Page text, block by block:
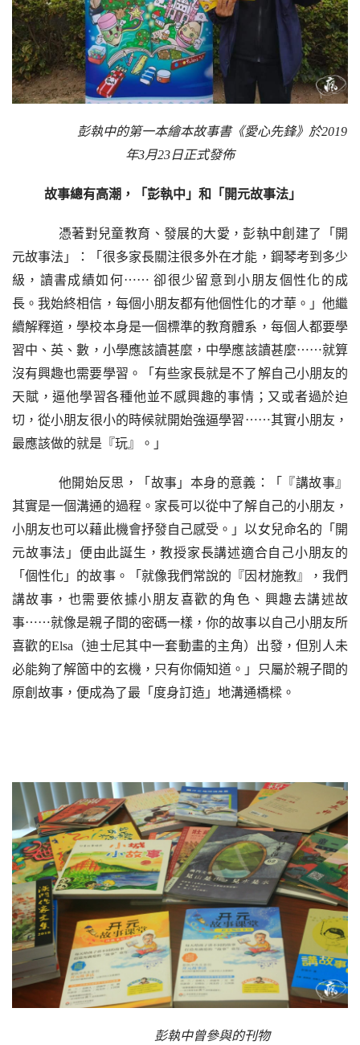
彭執中的第一本繪本故事書《愛心先鋒》於2019
年3月23日正式發佈
故事總有高潮，「彭執中」和「開元故事法」
憑著對兒童教育、發展的大愛，彭執中創建了「開
元故事法」：「很多家長關注很多外在才能，鋼琴考到多少
級，讀書成績如何⋯⋯ 卻很少留意到小朋友個性化的成
長。我始終相信，每個小朋友都有他個性化的才華。」他繼
續解釋道，學校本身是一個標準的教育體系，每個人都要學
習中、英、數，小學應該讀甚麼，中學應該讀甚麼⋯⋯就算
沒有興趣也需要學習。「有些家長就是不了解自己小朋友的
天賦，逼他學習各種他並不感興趣的事情；又或者過於迫
切，從小朋友很小的時候就開始強逼學習⋯⋯其實小朋友，
最應該做的就是『玩』。」
他開始反思，「故事」本身的意義：「『講故事』
其實是一個溝通的過程。家長可以從中了解自己的小朋友，
小朋友也可以藉此機會抒發自己感受。」以女兒命名的「開
元故事法」便由此誕生，教授家長講述適合自己小朋友的
「個性化」的故事。「就像我們常說的『因材施教』，我們
講故事，也需要依據小朋友喜歡的角色、興趣去講述故
事⋯⋯就像是親子間的密碼一樣，你的故事以自己小朋友所
喜歡的Elsa（迪士尼其中一套動畫的主角）出發，但別人未
必能夠了解箇中的玄機，只有你倆知道。」只屬於親子間的
原創故事，便成為了最「度身訂造」地溝通橋樑。
彭執中曾參與的刊物